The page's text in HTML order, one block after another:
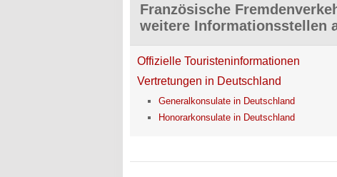
Französische
weitere Informationsstellen
Offizielle Touristeninformationen
Vertretungen in Deutschland
Generalkonsulate in Deutschland
Honorarkonsulate in Deutschland